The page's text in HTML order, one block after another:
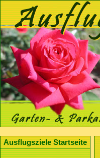
Ausflugsziele Startseite